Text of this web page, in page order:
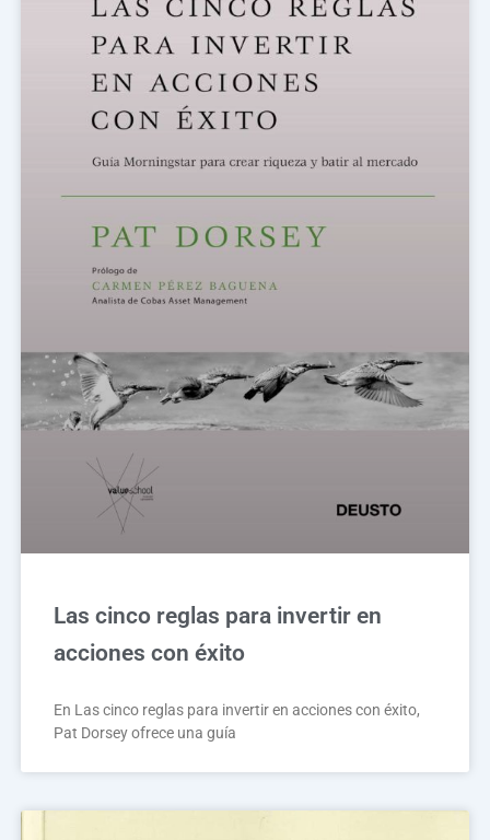
Las cinco reglas para invertir en
acciones con éxito
En Las cinco reglas para invertir en acciones con éxito,
Pat Dorsey ofrece una guía